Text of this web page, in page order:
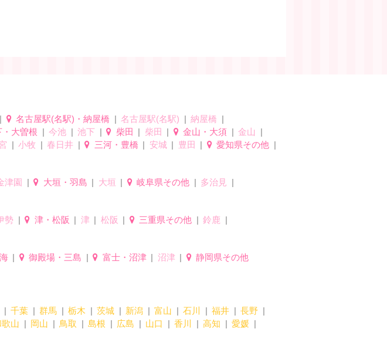
名古屋駅(名駅)・納屋橋 名古屋駅(名駅)
納屋橋
大曽根 今池 池下 柴田 柴田 金山・大須
金山
小牧 春日井 三河・豊橋 安城 豊田
愛知県その他
津園 大垣・羽島 大垣 岐阜県その他
多治見
勢 津・松阪 津 松阪 三重県その他
鈴鹿
御殿場・三島 富士・沼津 沼津 静岡県その他
千葉 群馬 栃木 茨城 新潟 富山 石川 福井
長野
山 岡山 鳥取 島根 広島 山口 香川 高知
愛媛